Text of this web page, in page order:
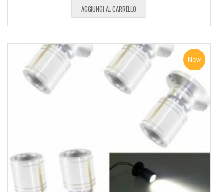
AGGIUNGI AL CARRELLO
New